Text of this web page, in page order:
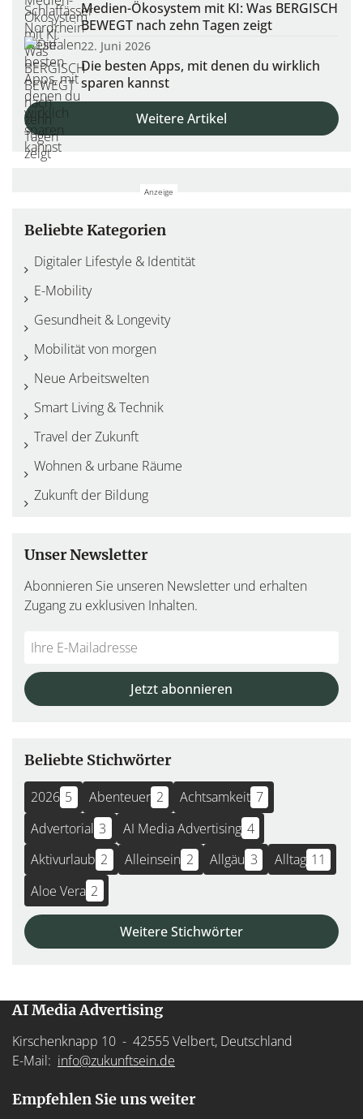
Medien-Ökosystem mit KI: Was BERGISCH
BEWEGT nach zehn Tagen zeigt
22. Juni 2026
Die besten Apps, mit denen du wirklich
sparen kannst
Weitere Artikel
Beliebte Kategorien
Digitaler Lifestyle & Identität
E-Mobility
Gesundheit & Longevity
Mobilität von morgen
Neue Arbeitswelten
Smart Living & Technik
Travel der Zukunft
Wohnen & urbane Räume
Zukunft der Bildung
Unser Newsletter
Abonnieren Sie unseren Newsletter und erhalten
Zugang zu exklusiven Inhalten.
Do
fill
this
*Ihre
Mailadresse:
Jetzt abonnieren
Beliebte Stichwörter
2026 5 Abenteuer 2 Achtsamkeit 7
Advertorial 3 AI Media Advertising 4
Aktivurlaub 2 Alleinsein 2 Allgäu 3 Alltag 11
Aloe Vera 2
Weitere Stichwörter
AI Media Advertising
Kirschenknapp 10 - 42555 Velbert, Deutschland
E-Mail: info@zukunftsein.de
Empfehlen Sie uns weiter